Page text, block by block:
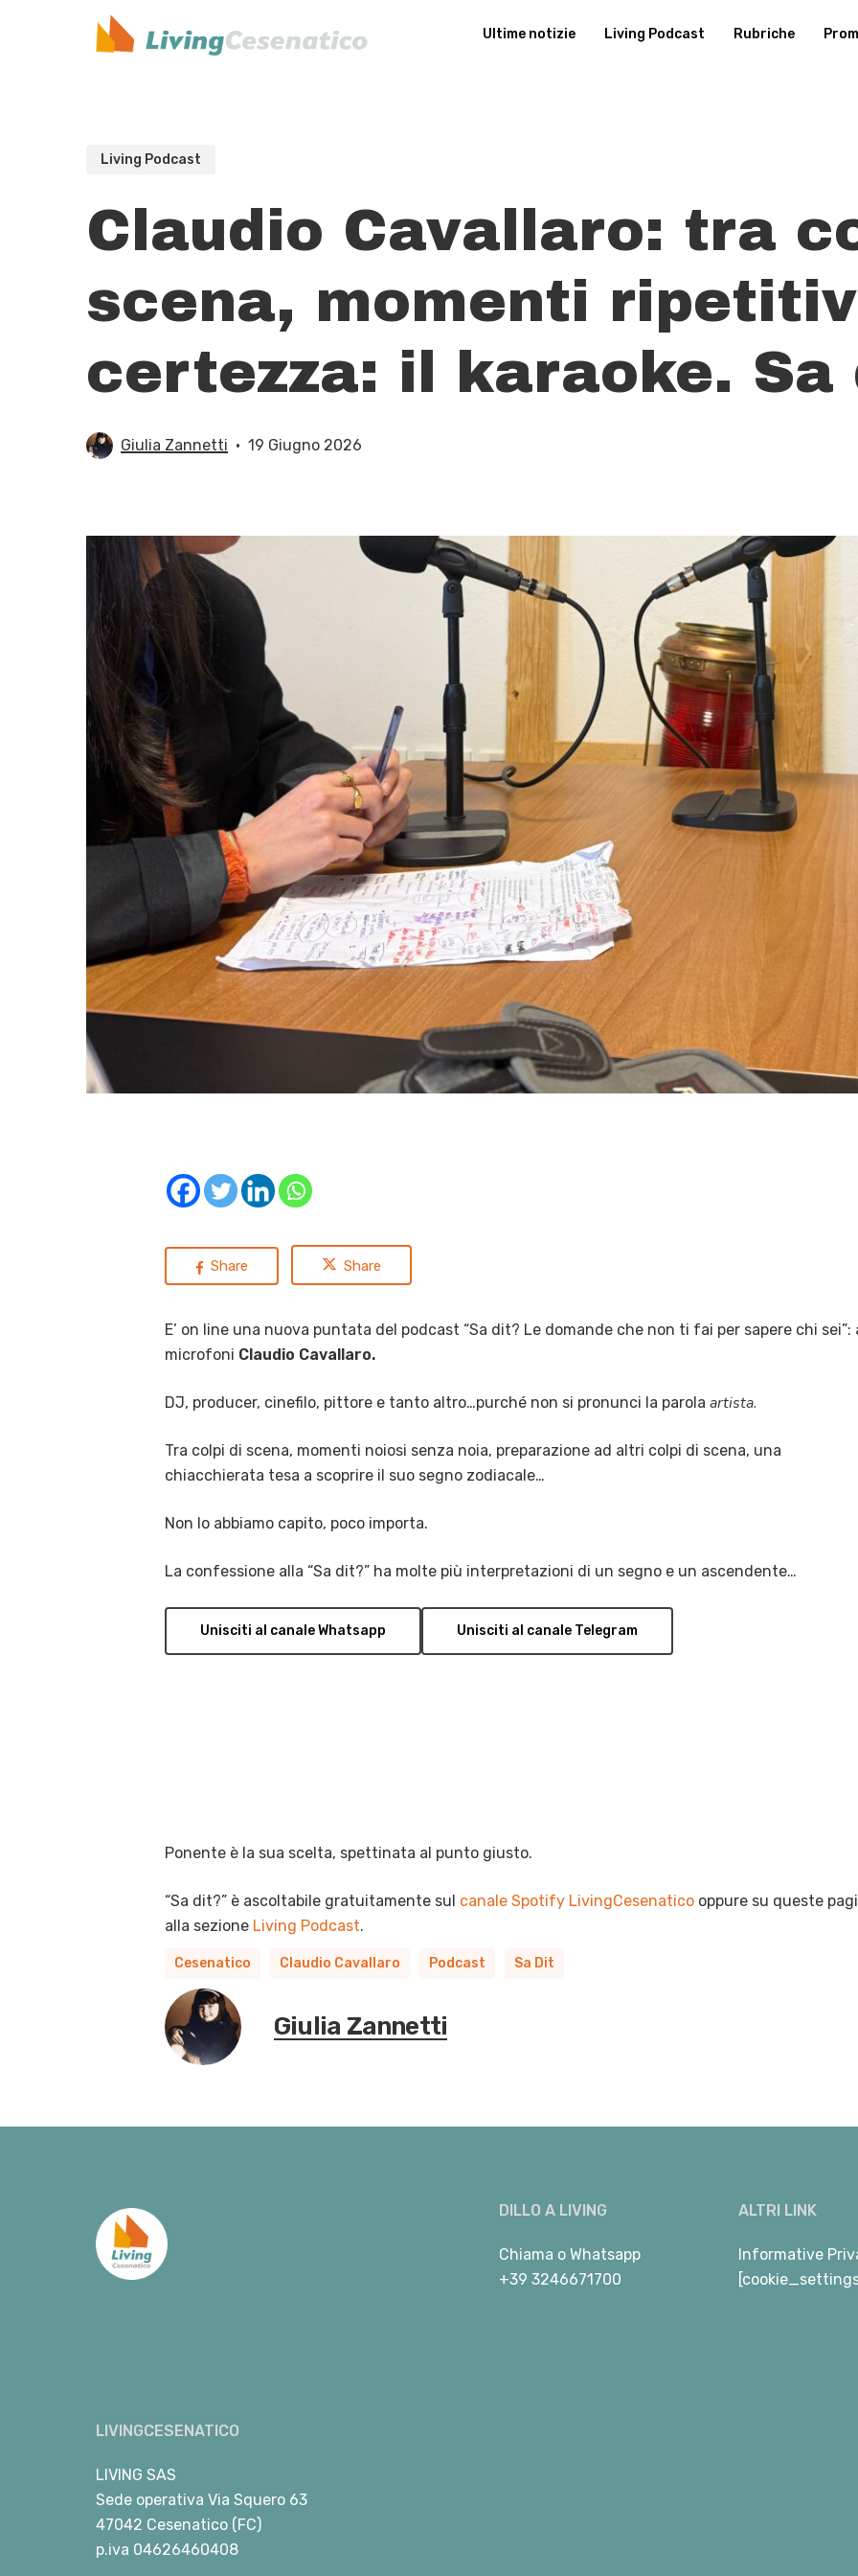
Ultime notizie Living Podcast Rubriche
Living Podcast
Claudio Cavallaro: tra
scena, momenti
certezza: il karaoke. Sa
Giulia Zannetti 19 Giugno 2026
Share Share
E’ on line una nuova puntata del podcast “Sa dit? Le domande che non ti fai per sapere chi sei”:
microfoni Claudio Cavallaro.
DJ, producer, cinefilo, pittore e tanto altro…purché non si pronunci la parola artista.
Tra colpi di scena, momenti noiosi senza noia, preparazione ad altri colpi di scena, una
chiacchierata tesa a scoprire il suo segno zodiacale…
Non lo abbiamo capito, poco importa.
La confessione alla “Sa dit?” ha molte più interpretazioni di un segno e un ascendente…
Unisciti al canale Whatsapp Unisciti al canale Telegram
Ponente è la sua scelta, spettinata al punto giusto.
“Sa dit?” è ascoltabile gratuitamente sul canale Spotify LivingCesenatico oppure su queste
alla sezione Living Podcast.
Cesenatico Claudio Cavallaro Podcast Sa Dit
Giulia Zannetti
LIVINGCESENATICO
LIVING SAS
Sede operativa Via Squero 63
47042 Cesenatico (FC)
p.iva 04626460408
DILLO A LIVING
Chiama o Whatsapp
+39 3246671700
ALTRI LINK
Informative